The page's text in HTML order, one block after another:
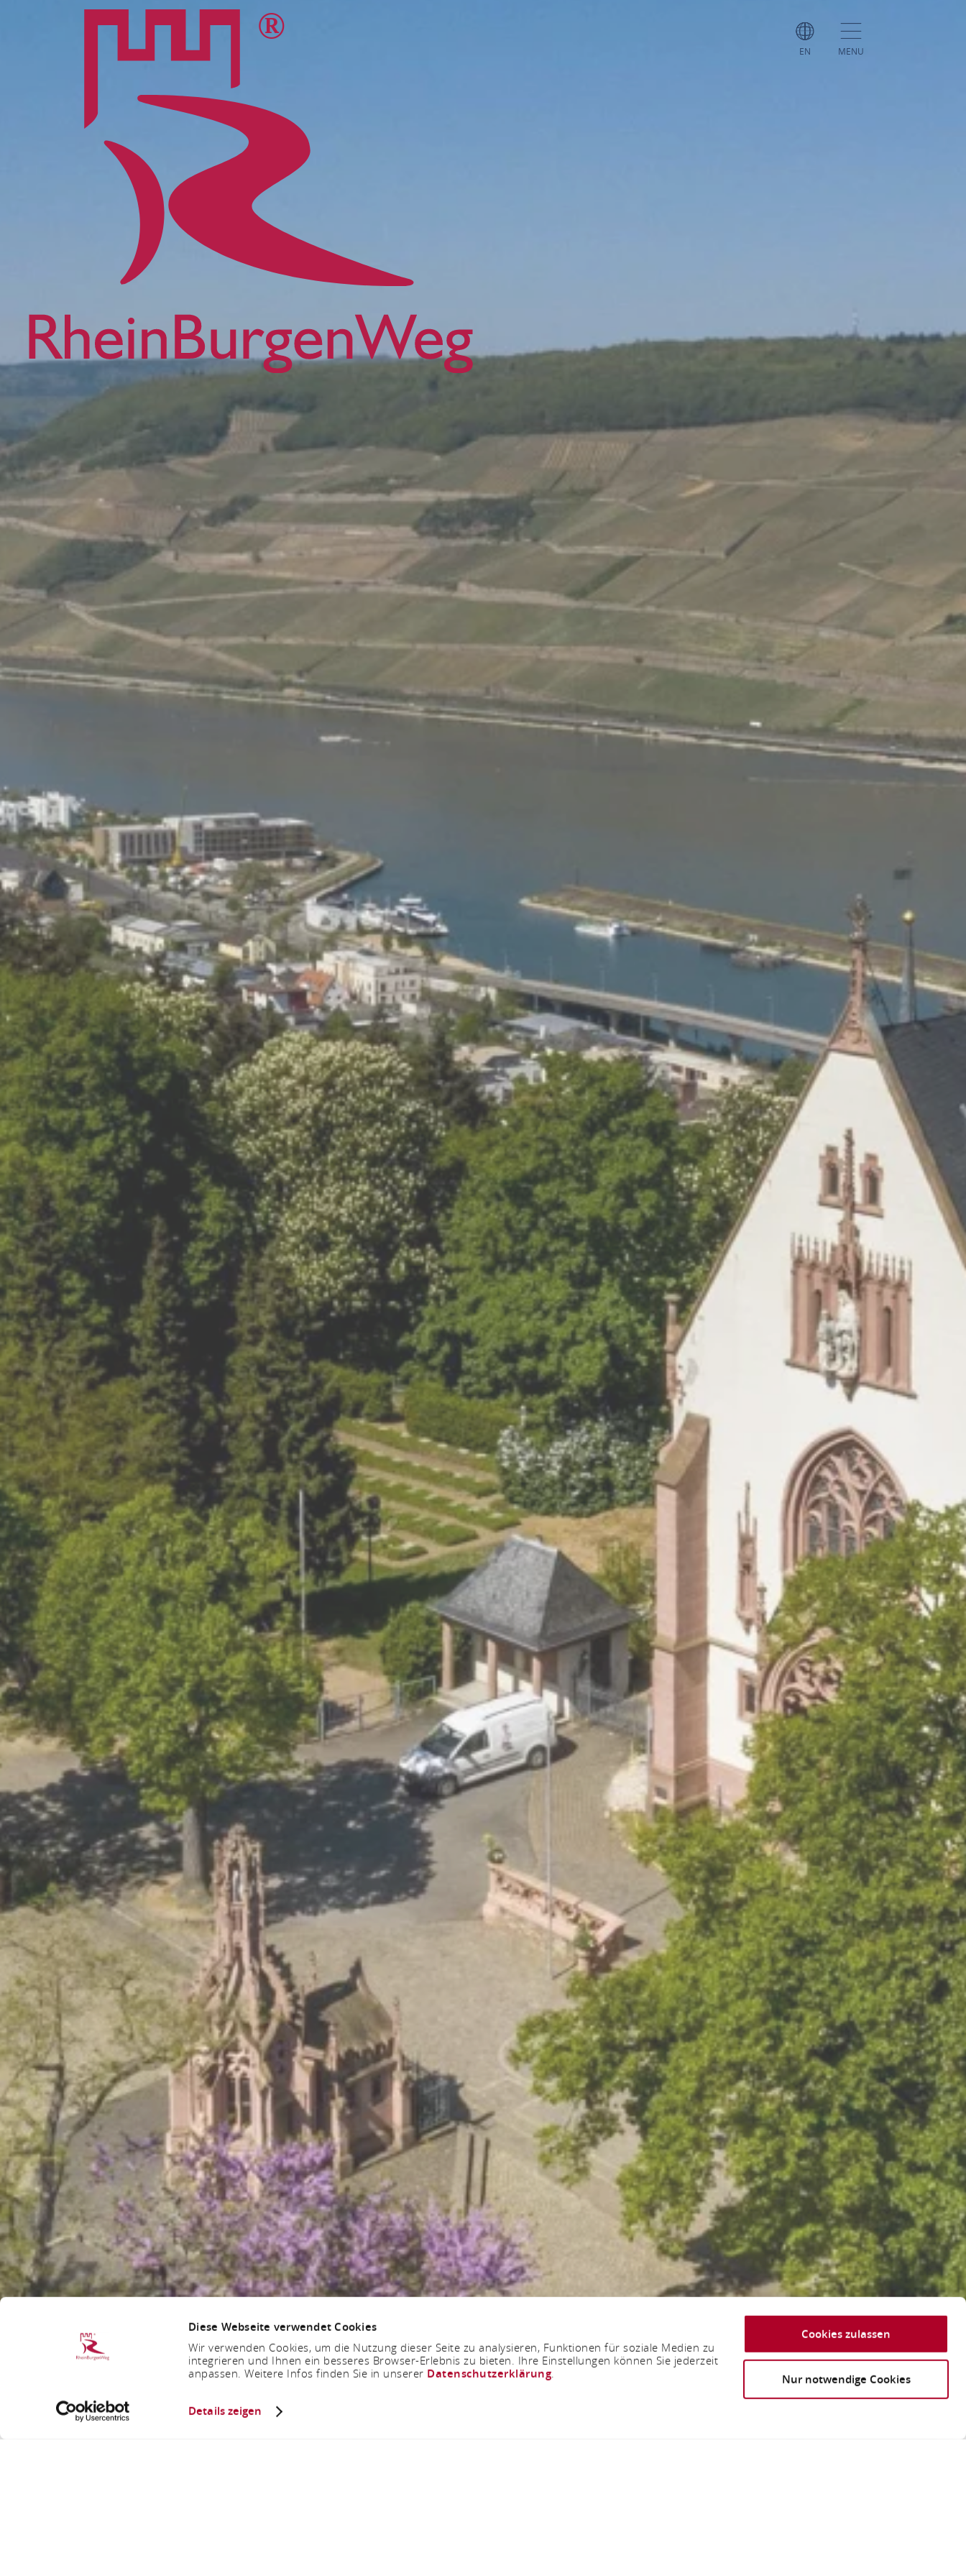
Diese Webseite verwendet Cookies
Wir verwenden Cookies, um die Nutzung dieser Seite zu analysieren, Funktionen für soziale Medien zu
integrieren und Ihnen ein besseres Browser-Erlebnis zu bieten. Ihre Einstellungen können Sie jederzeit
anpassen. Weitere Infos finden Sie in unserer Datenschutzerklärung.
Details zeigen
Cookies zulassen
Nur notwendige Cookies
EN MENU